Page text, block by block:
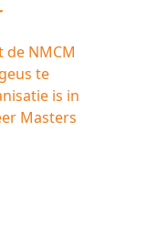
NMCM
te
is in
Masters